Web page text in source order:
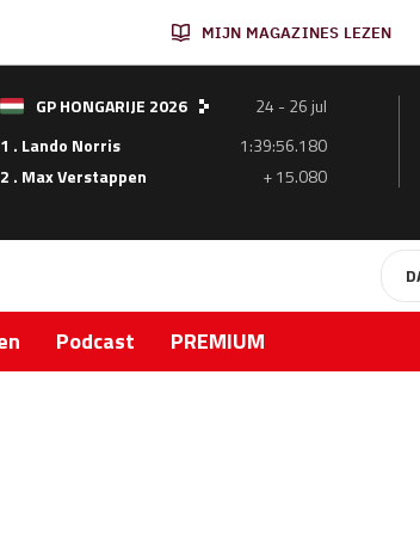
MIJN MAGAZINES LEZEN
GP HONGARIJE 2026
24 - 26 jul
1 . Lando Norris
1:39:56.180
2 . Max Verstappen
+ 15.080
Podcast PREMIUM